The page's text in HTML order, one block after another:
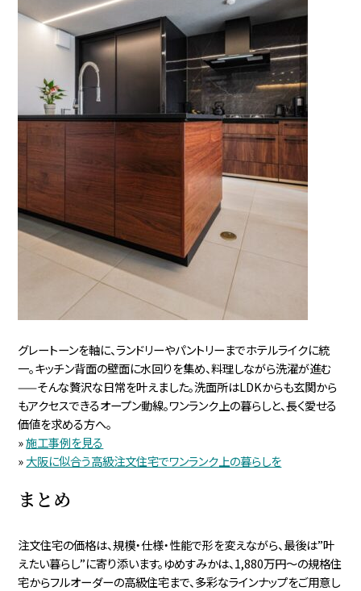
グレートーンを軸に、ランドリーやパントリーまでホテルライクに統
一。キッチン背面の壁面に水回りを集め、料理しながら洗濯が進む
——そんな贅沢な日常を叶えました。洗面所はLDKからも玄関から
もアクセスできるオープン動線。ワンランク上の暮らしと、長く愛せる
価値を求める方へ。
»施工事例を見る
»大阪に似合う高級注文住宅でワンランク上の暮らしを
まとめ
注文住宅の価格は、規模・仕様・性能で形を変えながら、最後は”叶
えたい暮らし”に寄り添います。ゆめすみかは、1,880万円〜の規格住
宅からフルオーダーの高級住宅まで、多彩なラインナップをご用意し